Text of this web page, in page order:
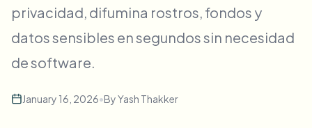
Procesa muchos vídeos de una vez
Automatizar cargas, trabajos y webhooks
Formulario de contacto
Inteligencia de video
privacidad, difumina rostros, fondos y
datos sensibles en segundos sin necesidad
de software.
January 16, 2026•ByYash Thakker